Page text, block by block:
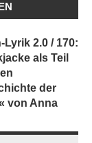
Lyrik 2.0 / 170:
als Teil
der
von Anna